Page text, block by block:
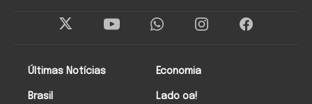
Últimas Notícias
Brasil
Economia
Lado oa!